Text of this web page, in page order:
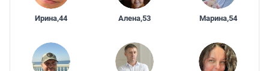
Ирина,44 Алена,53 Марина,54